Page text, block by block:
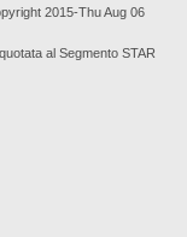
2015-Thu Aug 06
al Segmento STAR